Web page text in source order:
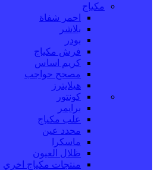
مكياج
احمر شفاة
بلاشر
بودر
فرش مكياج
كريم اساس
مصحح حواجب
هيلايترز
كونتور
برايمر
علب مكياج
محدد عين
ماسكرا
ظلال العيون
منتجات مكياج اخري